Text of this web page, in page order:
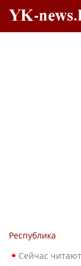
Республика
Сейчас